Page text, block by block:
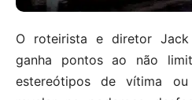
O roteirista e diretor
ganha pontos ao não
estereótipos de vítima ou